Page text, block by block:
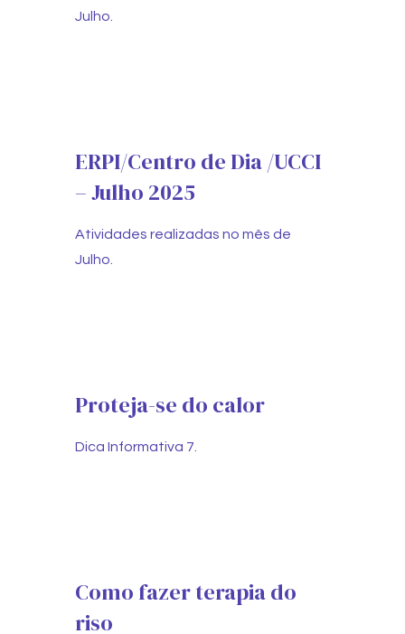
Julho.
ERPI/Centro de Dia /UCCI
– Julho 2025
Atividades realizadas no mês de
Julho.
Proteja-se do calor
Dica Informativa 7.
Como fazer terapia do
riso